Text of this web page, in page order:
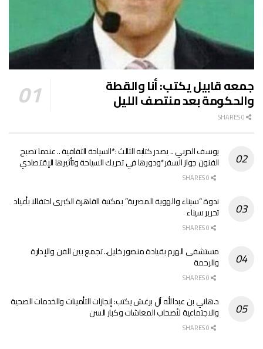
جمعه قابيل يكتب: أنا والقطة
والحكومة بعد منتصف الليل
يوسف الحربي .. يصدر كتابه الثالث :*السياحة الثقافية .. عندما تصبح
الفنون جواز السفر*ودورها في تحريك السياحة وتأثيرها الإقتصادي
ندوة “سيناء والهوية المصرية” بمكتبة القاهرة الكبرى احتفالا بأعياد
تحرير سيناء
مستشفى الهرم بقيادة منصور خليل.. تجمع بين الفن والإدارة
والرحمة
د.هاني بن عبدالله آل برغش يكتب: إنجازات التأمينات والخدمات الصحية
والاجتماعية لأصحاب المعاشات وكبار السن